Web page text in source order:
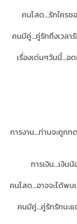
คนโสด...รักใครช
คนมีคู่...คู่รักถึงเวล
เรื่องเด่นๆวันนี้...อ
การงาน...ท่านจะถูก
การเงิน...เงิน
คนโสด...อาจจะได้พ
คนมีคู่...คู่รักรักนะ